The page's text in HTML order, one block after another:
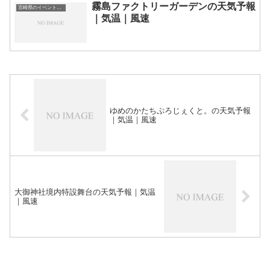
霧島ファクトリーガーデンの天気予報
｜気温｜風速
ゆめのかたちぷろじぇくと。の天気予報
｜気温｜風速
大御神社境内特設舞台の天気予報｜気温
｜風速